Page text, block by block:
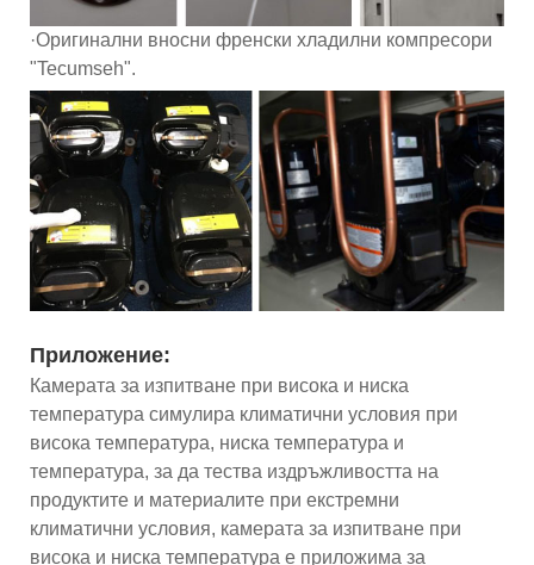
·Оригинални вносни френски хладилни компресори
"Tecumseh".
Приложение:
Камерата за изпитване при висока и ниска
температура симулира климатични условия при
висока температура, ниска температура и
температура, за да тества издръжливостта на
продуктите и материалите при екстремни
климатични условия, камерата за изпитване при
висока и ниска температура е приложима за